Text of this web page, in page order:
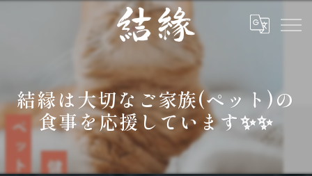
結縁は大切なご家族(ペット)の
食事を応援しています✨✨